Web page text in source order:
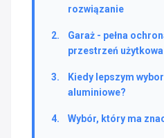
rozwiązanie
Garaż - pełna
przestrzeń użytkowa
Kiedy lepszym
aluminiowe?
Wybór, który ma